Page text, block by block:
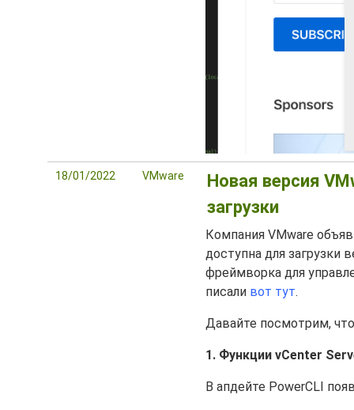
18/01/2022 VMware
Новая версия
загрузки
Компания VMware
доступна для загрузки
фреймворка для
писали вот тут.
Давайте посмотрим,
1. Функции vCenter
В апдейте PowerCLI